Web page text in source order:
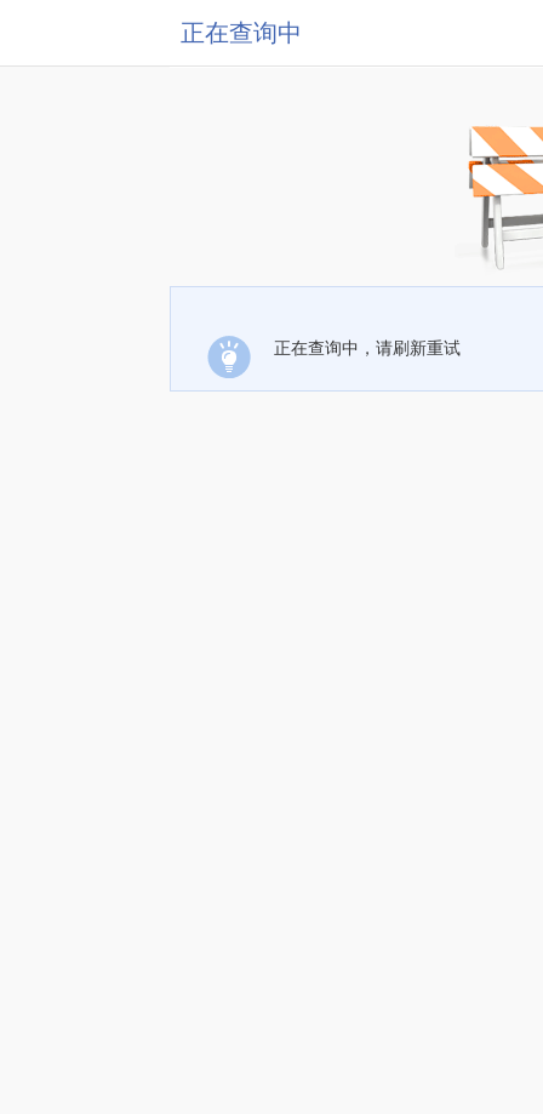
正在查询中
正在查询中，请刷新重试